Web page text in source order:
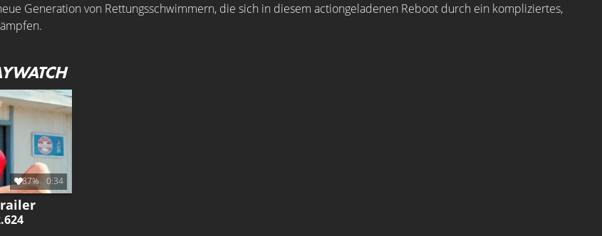
Generation von Rettungsschwimmern, die sich in diesem actiongeladenen Reboot durch ein kompliziertes,
87% 0:34